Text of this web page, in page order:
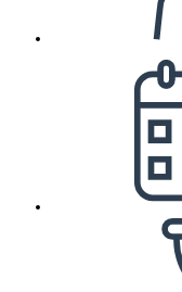
veröffentlicht: